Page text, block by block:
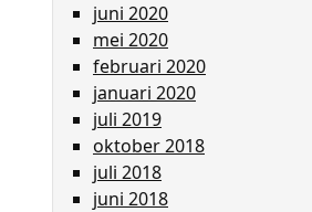
juni 2020
mei 2020
februari 2020
januari 2020
juli 2019
oktober 2018
juli 2018
juni 2018